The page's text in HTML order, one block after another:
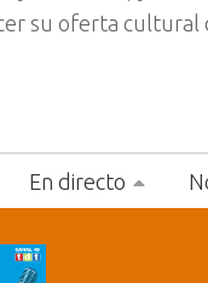
su oferta cultural
En directo